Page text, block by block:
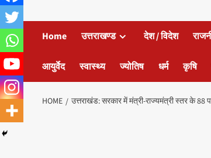
Home उत्तराखण्ड देश / विदेश
आयुर्वेद स्वास्थ्य ज्योतिष धर्म कृषि
HOME उत्तराखंड: सरकार में मंत्री-राज्यमंत्री स्तर के 88